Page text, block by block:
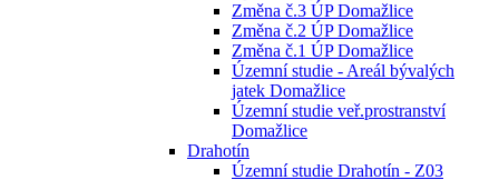
Změna č.3 ÚP Domažlice
Změna č.2 ÚP Domažlice
Změna č.1 ÚP Domažlice
Územní studie - Areál bývalých
jatek Domažlice
Územní studie veř.prostranství
Domažlice
Drahotín
Územní studie Drahotín - Z03